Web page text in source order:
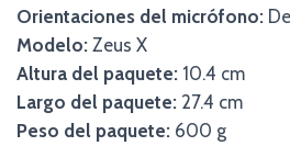
Orientaciones del micrófono:
Modelo: Zeus X
Altura del paquete: 10.4 cm
Largo del paquete: 27.4 cm
Peso del paquete: 600 g